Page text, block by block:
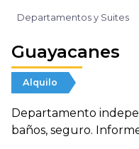
Departamentos y Suites
Guayacanes
Alquilo
Departamento
baños, seguro.